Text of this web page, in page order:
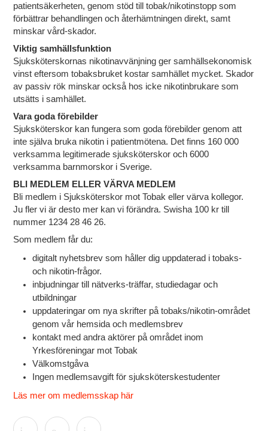
patientsäkerheten, genom stöd till tobak/nikotinstopp som
förbättrar behandlingen och återhämtningen direkt, samt
minskar vård-skador.
Viktig samhällsfunktion
Sjuksköterskornas nikotinavvänjning ger samhällsekonomisk
vinst eftersom tobaksbruket kostar samhället mycket. Skador
av passiv rök minskar också hos icke nikotinbrukare som
utsätts i samhället.
Vara goda förebilder
Sjuksköterskor kan fungera som goda förebilder genom att
inte själva bruka nikotin i patientmötena. Det finns 160 000
verksamma legitimerade sjuksköterskor och 6000
verksamma barnmorskor i Sverige.
BLI MEDLEM ELLER VÄRVA MEDLEM
Bli medlem i Sjuksköterskor mot Tobak eller värva kollegor.
Ju fler vi är desto mer kan vi förändra. Swisha 100 kr till
nummer 1234 28 46 26.
Som medlem får du:
digitalt nyhetsbrevsom håller dig uppdaterad i tobaks-
och nikotin-frågor.
inbjudningar till nätverks-träffar, studiedagar och
utbildningar
uppdateringar om nya skrifter på tobaks/nikotin-området
genom vår hemsida och medlemsbrev
kontakt med andra aktörer på området inom
Yrkesföreningar mot Tobak
Välkomstgåva
Ingen medlemsavgift för sjuksköterskestudenter
Läs mer om medlemsskap här